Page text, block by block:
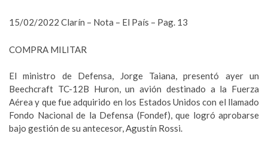
15/02/2022 Clarín – Nota – El País – Pag. 13
COMPRA MILITAR
El ministro de Defensa, Jorge Taiana, presentó ayer un
Beechcraft TC-12B Huron, un avión destinado a la Fuerza
Aérea y que fue adquirido en los Estados Unidos con el llamado
Fondo Nacional de la Defensa (Fondef), que logró aprobarse
bajo gestión de su antecesor, Agustín Rossi.